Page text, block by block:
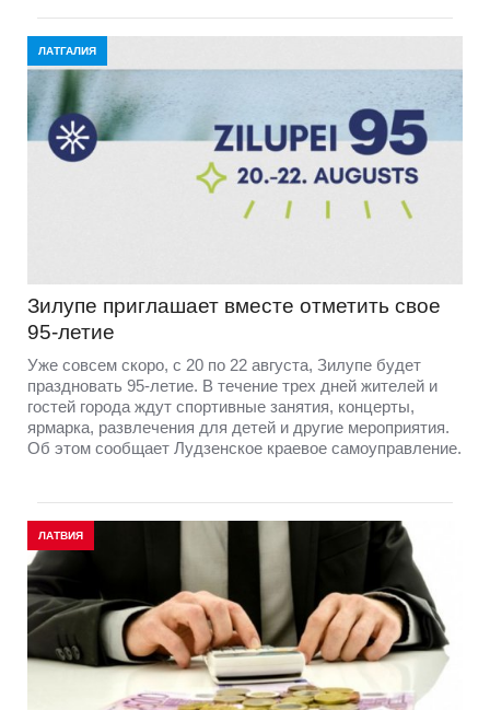
ЛАТГАЛИЯ
Зилупе приглашает вместе отметить свое
95-летие
Уже совсем скоро, с 20 по 22 августа, Зилупе будет
праздновать 95-летие. В течение трех дней жителей и
гостей города ждут спортивные занятия, концерты,
ярмарка, развлечения для детей и другие мероприятия.
Об этом сообщает Лудзенское краевое самоуправление.
ЛАТВИЯ